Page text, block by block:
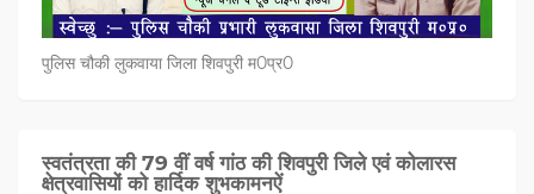
पुलिस चौकी लुकवाया जिला शिवपुरी म0प्र0
स्वतंत्रता की 79 वीं वर्ष गांठ की शिवपुरी जिले एवं कोलारस
क्षेत्रवासियों को हार्दिक शुभकामनऐं